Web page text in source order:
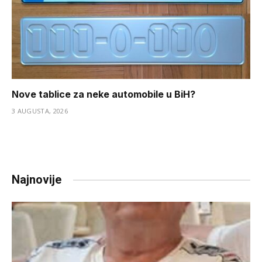
Nove tablice za neke automobile u BiH?
3 AUGUSTA, 2026
Najnovije